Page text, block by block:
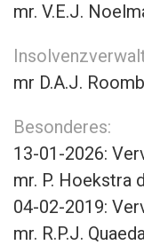
mr. V.E.J.
mr D.A.J.
Besonderes:
13-01-2026:
mr. P. Hoekstra
04-02-2019:
mr. R.P.J.